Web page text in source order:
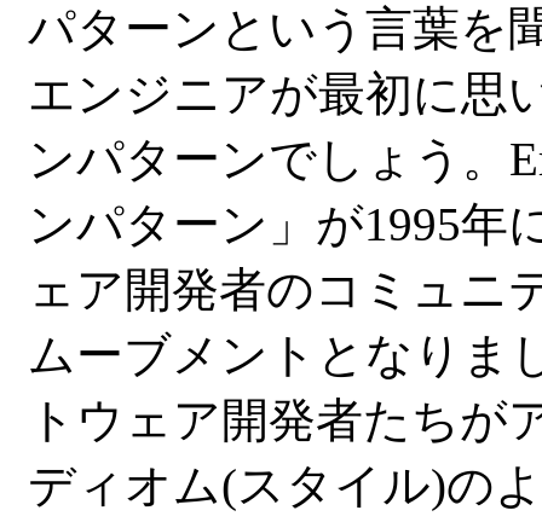
パターンという言葉を
エンジニアが最初に思
ンパターンでしょう。
ンパターン」が1995年
ェア開発者のコミュニ
ムーブメントとなりま
トウェア開発者たちが
ディオム(スタイル)の